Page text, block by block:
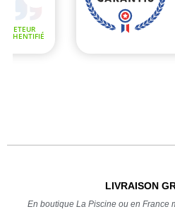
LIVRAISON
En boutique La Piscine ou en France